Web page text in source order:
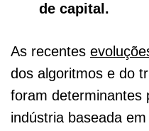
de capital.
As recentes
dos algoritmos e do
foram determinantes
indústria baseada